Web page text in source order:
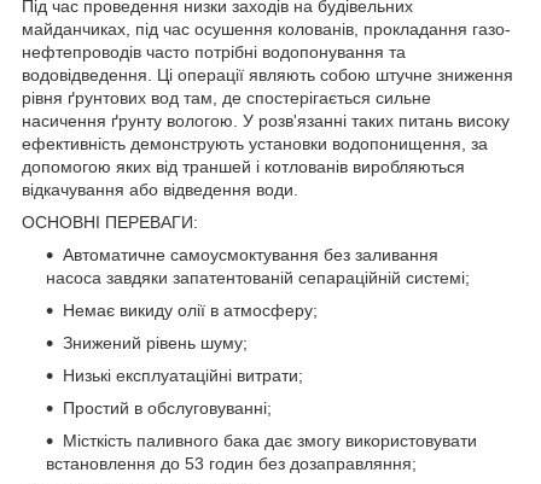
Під час проведення низки заходів на будівельних
майданчиках, під час осушення колованів, прокладання газо-
нефтепроводів часто потрібні водопонування та
водовідведення. Ці операції являють собою штучне зниження
рівня ґрунтових вод там, де спостерігається сильне
насичення ґрунту вологою. У розв'язанні таких питань високу
ефективність демонструють установки водопонищення, за
допомогою яких від траншей і котлованів виробляються
відкачування або відведення води.
ОСНОВНІ ПЕРЕВАГИ:
Автоматичне самоусмоктування без заливання
насоса завдяки запатентованій сепараційній системі;
Немає викиду олії в атмосферу;
Знижений рівень шуму;
Низькі експлуатаційні витрати;
Простий в обслуговуванні;
Місткість паливного бака дає змогу використовувати
встановлення до 53 годин без дозаправляння;